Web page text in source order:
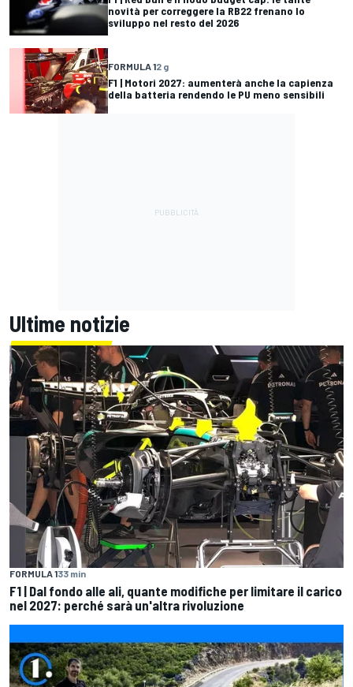
novità per correggere la RB22 frenano lo
sviluppo nel resto del 2026
FORMULA 12 g
F1 | Motori 2027: aumenterà anche la capienza
della batteria rendendo le PU meno sensibili
Ultime notizie
FORMULA 133 min
F1 | Dal fondo alle ali, quante modifiche per limitare il carico
nel 2027: perché sarà un'altra rivoluzione